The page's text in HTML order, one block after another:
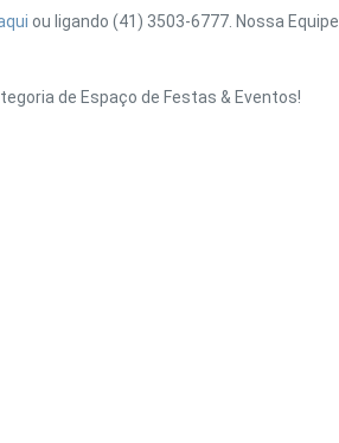
ou ligando (41) 3503-6777. Nossa Equipe
de Espaço de Festas & Eventos!